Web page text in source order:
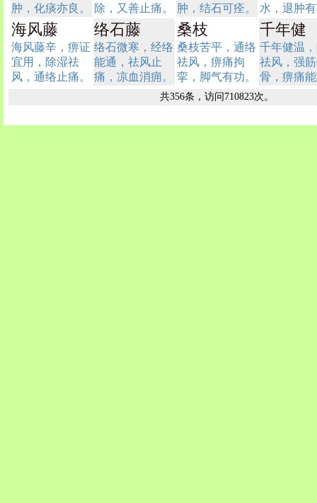
肿，化痰亦良。
除，又善止痛。
肿，结石可痊。
水，退肿
海风藤
海风藤辛，痹证
宜用，除湿祛
风，通络止痛。
络石藤
络石微寒，经络
能通，祛风止
痛，凉血消痈。
桑枝
桑枝苦平，通络
祛风，痹痛拘
挛，脚气有功。
千年健
千年健温
祛风，强
骨，痹痛
共356条，访问710823次。